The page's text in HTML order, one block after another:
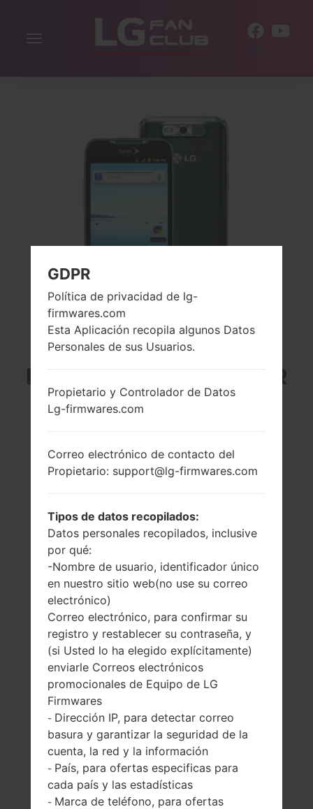
Alternar
LG LS840I (LGLS840I)
DE LA SERIE LG VIPER
LTE
cm2 (~62.8%
relación pantalla-
cuerpo)
480 x 800 píxeles
5:3 ratio (~233
densidad de píxeles
por pulgada)
142 gramos (5.01
onzas)
Extraíble Li-Ion
1700 mAh
1GB
GDPR
Política de privacidad de lg-
firmwares.com
Esta Aplicación recopila algunos Datos
Personales de sus Usuarios.
Propietario y Controlador de Datos
Lg-firmwares.com
Correo electrónico de contacto del
Propietario: support@lg-firmwares.com
Tipos de datos recopilados:
Datos personales recopilados, inclusive
por qué:
-Nombre de usuario, identificador único
en nuestro sitio web(no use su correo
electrónico)
Correo electrónico, para confirmar su
registro y restablecer su contraseña, y
(si Usted lo ha elegido explícitamente)
enviarle Correos electrónicos
promocionales de Equipo de LG
Firmwares
- Dirección IP, para detectar correo
basura y garantizar la seguridad de la
cuenta, la red y la información
- País, para ofertas especificas para
cada país y las estadísticas
- Marca de teléfono, para ofertas